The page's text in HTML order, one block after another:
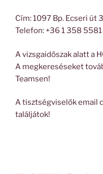
Cím: 1097 Bp. Ecseri út
Telefon: +36 1 358 5581
A vizsgaidőszak alatt a
A megkereséseket
Teamsen!
A tisztségviselők email
találjátok!